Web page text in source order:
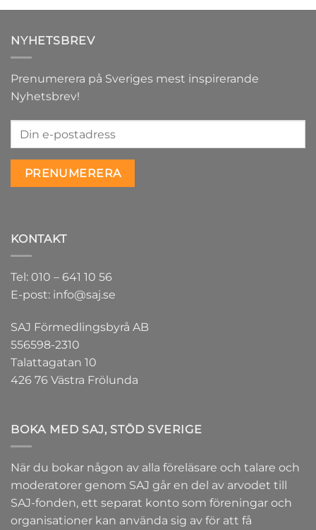
NYHETSBREV
Prenumerera på Sveriges mest inspirerande
Nyhetsbrev!
KONTAKT
Tel: 010 – 641 10 56
E-post: info@saj.se
SAJ Förmedlingsbyrå AB
556598-2310
Talattagatan 10
426 76 Västra Frölunda
BOKA MED SAJ, STÖD SVERIGE
När du bokar någon av alla föreläsare och talare och
moderatorer genom SAJ går en del av arvodet till
SAJ-fonden, ett separat konto som föreningar och
organisationer kan använda sig av för att få